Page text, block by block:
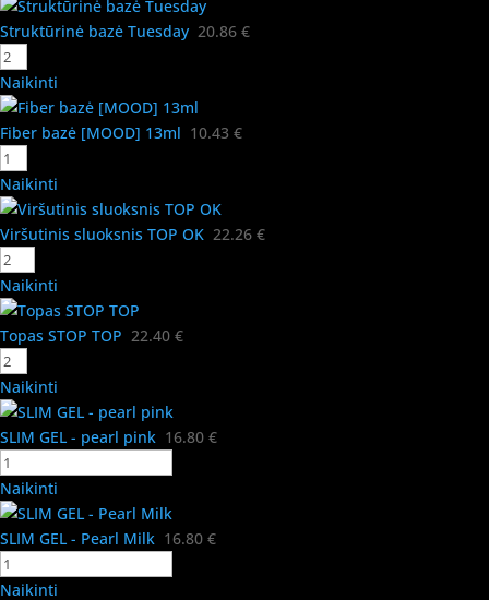
Struktūrinė bazė Tuesday 20.86 €
Naikinti
Fiber bazė [MOOD] 13ml 10.43 €
Naikinti
Viršutinis sluoksnis TOP OK 22.26 €
Naikinti
Topas STOP TOP 22.40 €
Naikinti
SLIM GEL - pearl pink 16.80 €
Naikinti
SLIM GEL - Pearl Milk 16.80 €
Naikinti